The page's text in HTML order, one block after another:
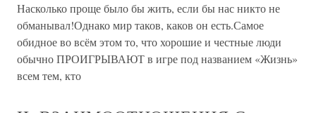
Насколько проще было бы жить, если бы нас никто не
обманывал!Однако мир таков, каков он есть.Самое
обидное во всём этом то, что хорошие и честные люди
обычно ПРОИГРЫВАЮТ в игре под названием «Жизнь»
всем тем, кто